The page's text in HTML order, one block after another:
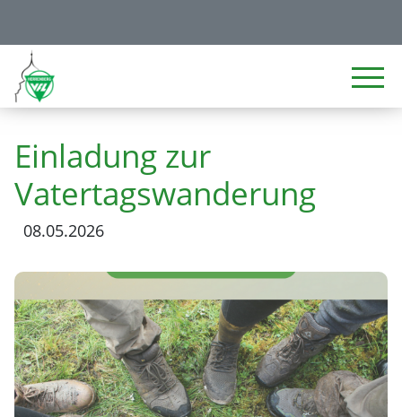
Einladung zur
Vatertagswanderung
08.05.2026